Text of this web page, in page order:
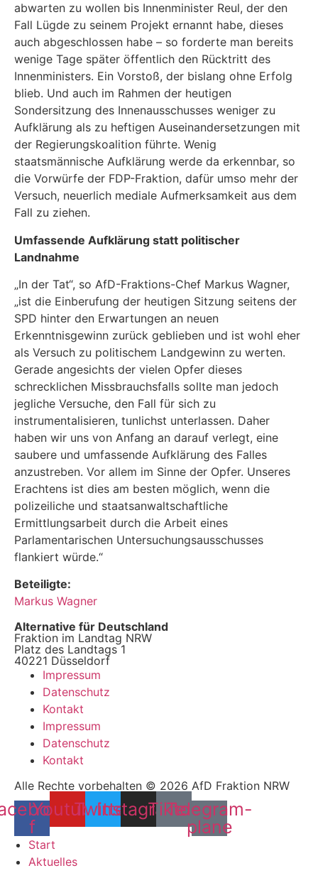
abwarten zu wollen bis Innenminister Reul, der den
Fall Lügde zu seinem Projekt ernannt habe, dieses
auch abgeschlossen habe – so forderte man bereits
wenige Tage später öffentlich den Rücktritt des
Innenministers. Ein Vorstoß, der bislang ohne Erfolg
blieb. Und auch im Rahmen der heutigen
Sondersitzung des Innenausschusses weniger zu
Aufklärung als zu heftigen Auseinandersetzungen mit
der Regierungskoalition führte. Wenig
staatsmännische Aufklärung werde da erkennbar, so
die Vorwürfe der FDP-Fraktion, dafür umso mehr der
Versuch, neuerlich mediale Aufmerksamkeit aus dem
Fall zu ziehen.
Umfassende Aufklärung statt politischer
Landnahme
„In der Tat“, so AfD-Fraktions-Chef Markus Wagner,
„ist die Einberufung der heutigen Sitzung seitens der
SPD hinter den Erwartungen an neuen
Erkenntnisgewinn zurück geblieben und ist wohl eher
als Versuch zu politischem Landgewinn zu werten.
Gerade angesichts der vielen Opfer dieses
schrecklichen Missbrauchsfalls sollte man jedoch
jegliche Versuche, den Fall für sich zu
instrumentalisieren, tunlichst unterlassen. Daher
haben wir uns von Anfang an darauf verlegt, eine
saubere und umfassende Aufklärung des Falles
anzustreben. Vor allem im Sinne der Opfer. Unseres
Erachtens ist dies am besten möglich, wenn die
polizeiliche und staatsanwaltschaftliche
Ermittlungsarbeit durch die Arbeit eines
Parlamentarischen Untersuchungsausschusses
flankiert würde.“
Beteiligte:
Markus Wagner
Alternative für Deutschland
Fraktion im Landtag NRW
Platz des Landtags 1
40221 Düsseldorf
Impressum
Datenschutz
Kontakt
Impressum
Datenschutz
Kontakt
Alle Rechte vorbehalten © 2026 AfD Fraktion NRW
f
YoutubeTwitter
Instagram
Tiktok
Telegram-
plane
Start
Aktuelles